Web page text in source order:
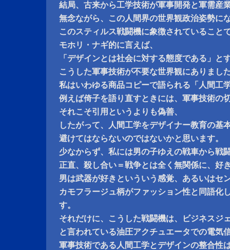
結局、古来から工学技術が軍事開発と軍需産
無念ながら、この人間界の世界観政治姿勢に
このスティルス戦闘機に象徴されていること
モホリ・ナギ的に言えば、
「デザインとは社会に対する態度である」と
こうした軍事技術が不要な世界観にありまし
私はいわゆる商品コピーで語られる「人間工
例えば倚子を語り直すときには、軍事技術の
それこそ引用というよりも偽善、
したがって、人間工学をデザイナー教育の基
避けてはならないのではないかと思います。
少なからず、私には男の子ゆえの戦車から戦
正直、殺し合い＝戦争とは全く無関係に、好
男は武器が好きといういう感覚、あるいはセ
カモフラージュ柄がファッション性と同語化
す。
それだけに、こうした戦闘機は、ビジネスジ
と言われている油圧アクチュエータでの電気
軍事技術である人間工学とデザインの整合性